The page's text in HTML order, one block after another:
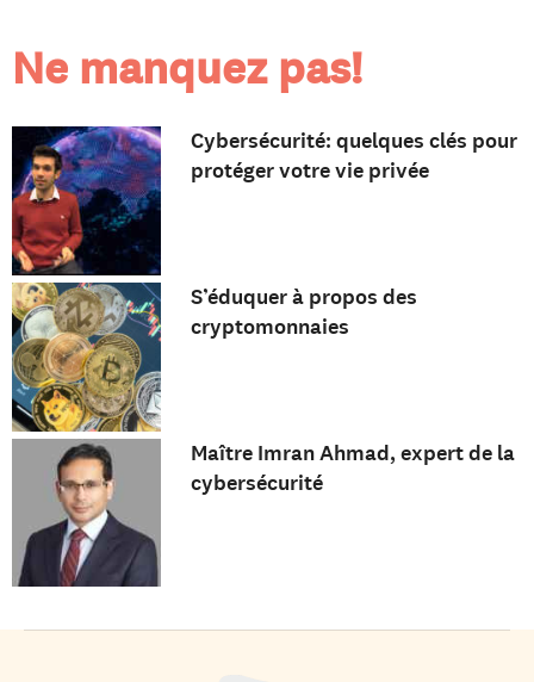
Ne manquez pas!
Cybersécurité: quelques clés pour
protéger votre vie privée
S’éduquer à propos des
cryptomonnaies
Maître Imran Ahmad, expert de la
cybersécurité